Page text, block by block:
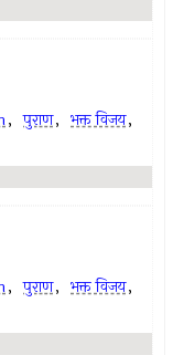
, पुराण, भक्त विजय,
, पुराण, भक्त विजय,